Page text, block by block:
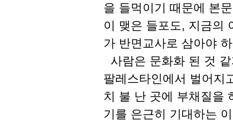
을 들먹이기 때문에 본
이 맺은 들포도, 지금의
가 반면교사로 삼아야
사람은 문화화 된 것
팔레스타인에서 벌어지
치 불 난 곳에 부채질을
기를 은근히 기대하는